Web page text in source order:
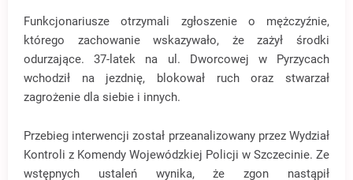
Funkcjonariusze otrzymali zgłoszenie o mężczyźnie,
którego zachowanie wskazywało, że zażył środki
odurzające. 37-latek na ul. Dworcowej w Pyrzycach
wchodził na jezdnię, blokował ruch oraz stwarzał
zagrożenie dla siebie i innych.
Przebieg interwencji został przeanalizowany przez Wydział
Kontroli z Komendy Wojewódzkiej Policji w Szczecinie. Ze
wstępnych ustaleń wynika, że zgon nastąpił